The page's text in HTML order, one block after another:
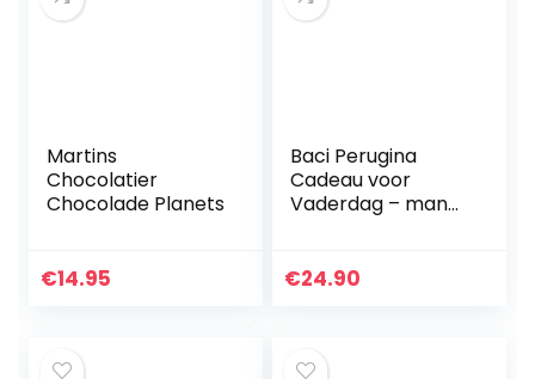
Martins
Chocolatier
Chocolade Planets
€14.95
Baci Perugina
Cadeau voor
Vaderdag – mand
teddybeer +
€24.90